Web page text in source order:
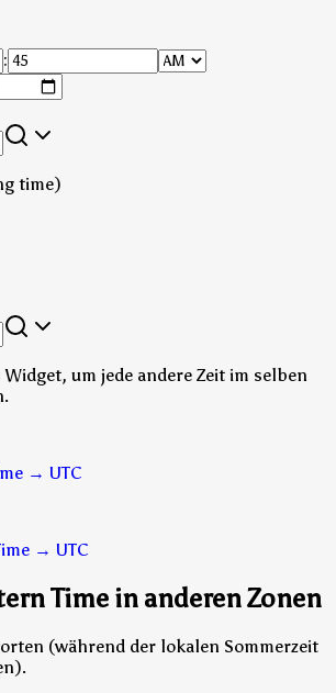
:
time)
Widget, um jede andere Zeit im selben
→ UTC
→ UTC
Time in anderen Zonen
(während der lokalen Sommerzeit